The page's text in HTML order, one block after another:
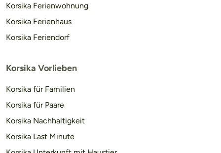
Korsika Ferienwohnung
Korsika Ferienhaus
Korsika Feriendorf
Korsika Vorlieben
Korsika für Familien
Korsika für Paare
Korsika Nachhaltigkeit
Korsika Last Minute